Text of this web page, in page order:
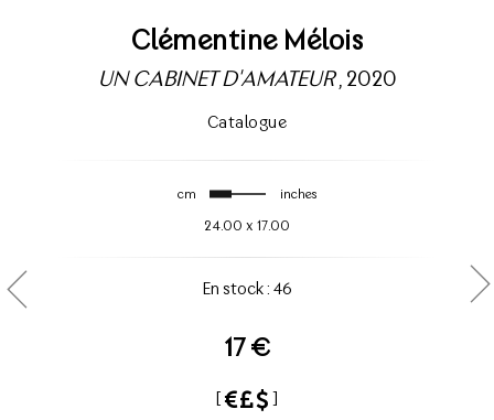
Clémentine Mélois
UN CABINET D'AMATEUR, 2020
Catalogue
cm inches
24.00 x 17.00
En stock : 46
17 €
[ ]